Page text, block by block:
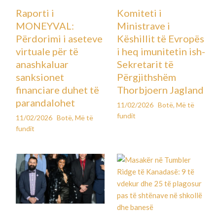
Raporti i
MONEYVAL:
Përdorimi i aseteve
virtuale për të
anashkaluar
sanksionet
financiare duhet të
parandalohet
11/02/2026 Botë,Më të
fundit
Komiteti i
Ministrave i
Këshillit të Evropës
i heq imunitetin ish-
Sekretarit të
Përgjithshëm
Thorbjoern Jagland
11/02/2026 Botë, Më të
fundit